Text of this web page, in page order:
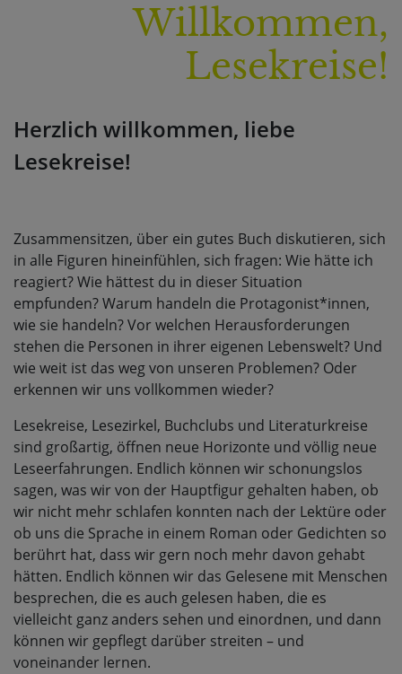
Willkommen,
Lesekreise!
Herzlich willkommen, liebe
Lesekreise!
Zusammensitzen, über ein gutes Buch diskutieren, sich
in alle Figuren hineinfühlen, sich fragen: Wie hätte ich
reagiert? Wie hättest du in dieser Situation
empfunden? Warum handeln die Protagonist*innen,
wie sie handeln? Vor welchen Herausforderungen
stehen die Personen in ihrer eigenen Lebenswelt? Und
wie weit ist das weg von unseren Problemen? Oder
erkennen wir uns vollkommen wieder?
Lesekreise, Lesezirkel, Buchclubs und Literaturkreise
sind großartig, öffnen neue Horizonte und völlig neue
Leseerfahrungen. Endlich können wir schonungslos
sagen, was wir von der Hauptfigur gehalten haben, ob
wir nicht mehr schlafen konnten nach der Lektüre oder
ob uns die Sprache in einem Roman oder Gedichten so
berührt hat, dass wir gern noch mehr davon gehabt
hätten. Endlich können wir das Gelesene mit Menschen
besprechen, die es auch gelesen haben, die es
vielleicht ganz anders sehen und einordnen, und dann
können wir gepflegt darüber streiten – und
voneinander lernen.